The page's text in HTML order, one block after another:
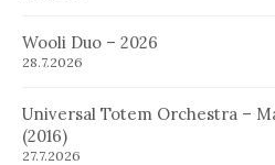
Wooli Duo – 2026
28.7.2026
Universal Totem Orchestra –
(2016)
27.7.2026